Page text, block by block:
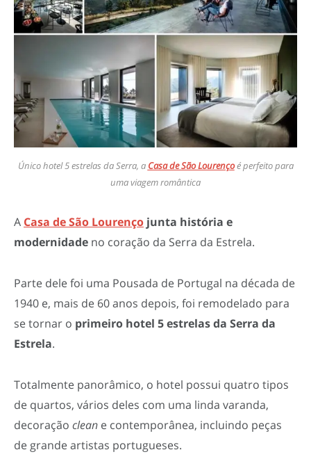
Único hotel 5 estrelas da Serra, a Casa de São Lourençoé perfeito para
uma viagem romântica
A Casa de São Lourenço junta história e
modernidade no coração da Serra da Estrela.
Parte dele foi uma Pousada de Portugal na década de
1940 e, mais de 60 anos depois, foi remodelado para
se tornar o primeiro hotel 5 estrelas da Serra da
Estrela.
Totalmente panorâmico, o hotel possui quatro tipos
de quartos, vários deles com uma linda varanda,
decoração clean e contemporânea, incluindo peças
de grande artistas portugueses.